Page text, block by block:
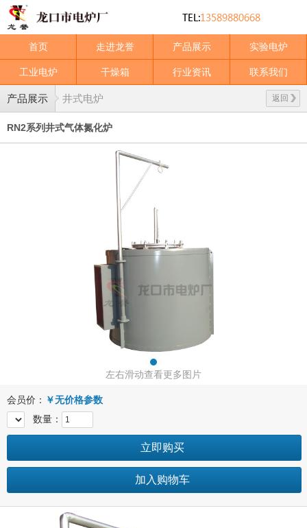
首页 走进龙誉 产品展示 实验电炉
工业电炉 干燥箱 行业资讯 联系我们
产品展示 返回
井式电炉
RN2系列井式气体氮化炉
左右滑动查看更多图片
会员价： ￥无价格参数
数量：
立即购买
加入购物车